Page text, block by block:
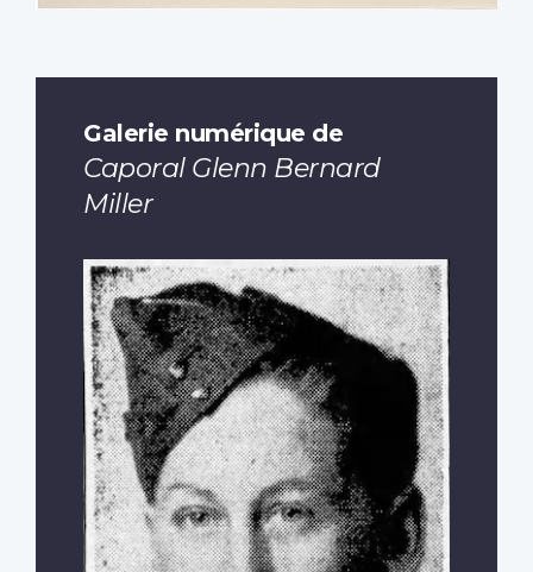
Galerie numérique de
Caporal Glenn Bernard
Miller